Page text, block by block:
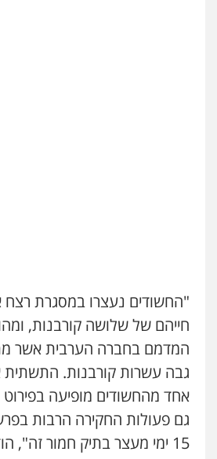
עו"ד שלומי שרון
פלילי צבאי מעצרים
0547342002
עו"ד אלון קריטי
פלילי כלכלי אלימות
0525544654
"החשודים נעצרו במסגרת
חייהם של שלושה קורבנות,
המדמם בחברה הערבית אשר
גבה עשרות קורבנות.
אחד מהחשודים מופיעה בפירוט
גם פעולות החקירה הרבות
15 ימי מעצר בתיק חמור זה",